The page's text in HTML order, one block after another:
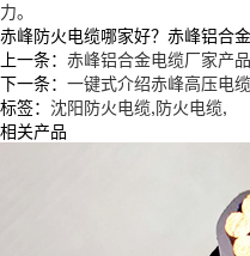
力。
赤峰防火电缆哪家好？赤峰铝合
上一条： 赤峰铝合金电缆厂家产
下一条： 一键式介绍赤峰高压电缆
标签： 沈阳防火电缆,防火电缆,
相关产品